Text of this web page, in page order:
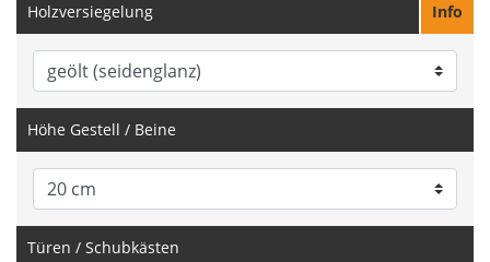
Holzversiegelung Info
Höhe Gestell / Beine
Türen / Schubkästen